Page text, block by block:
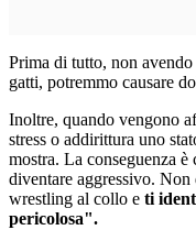
Prima di tutto, non
gatti, potremmo causare
Inoltre, quando vengono
stress o addirittura uno
mostra. La conseguenza
diventare aggressivo. Non
wrestling al collo e ti
pericolosa".